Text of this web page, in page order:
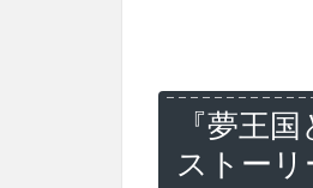
『夢王
ストー